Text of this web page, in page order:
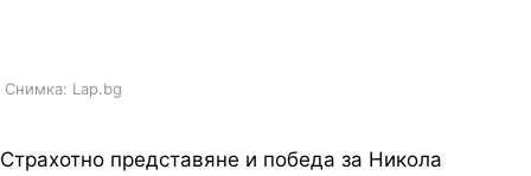
Снимка: Lap.bg
Страхотно представяне и победа за Никола